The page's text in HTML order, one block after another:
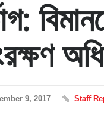
9, 2017 Staff